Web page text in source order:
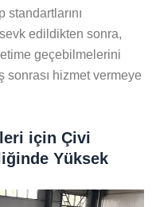
sevk edildikten sonra,
geçebilmelerini
sonrası hizmet vermeye
için Çivi
Yüksek